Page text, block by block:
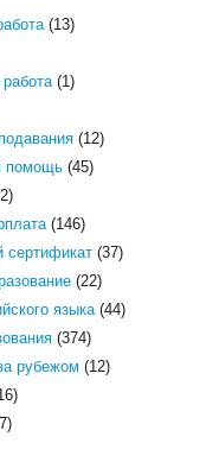
(13)
(1)
(12)
помощь(45)
(146)
сертификат(37)
(22)
языка(44)
(374)
рубежом (12)